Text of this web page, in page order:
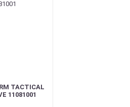
TACTICAL
11081001